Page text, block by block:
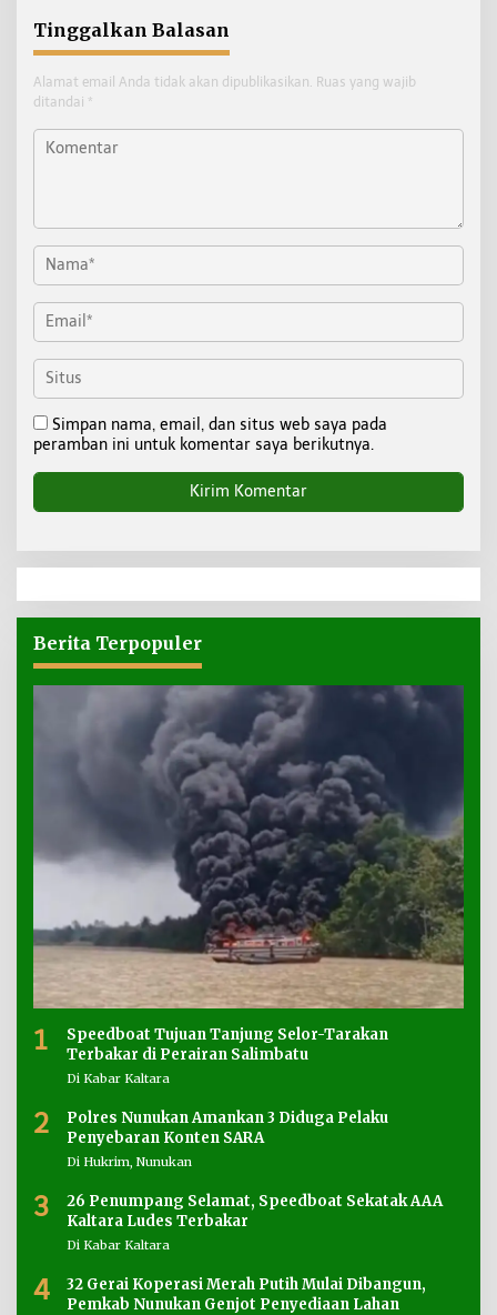
Tinggalkan Balasan
Alamat email Anda tidak akan dipublikasikan. Ruas yang wajib
ditandai *
Simpan nama, email, dan situs web saya pada
peramban ini untuk komentar saya berikutnya.
Berita Terpopuler
1
Speedboat Tujuan Tanjung Selor-Tarakan
Terbakar di Perairan Salimbatu
Di Kabar Kaltara
2
Polres Nunukan Amankan 3 Diduga Pelaku
Penyebaran Konten SARA
Di Hukrim, Nunukan
3
26 Penumpang Selamat, Speedboat Sekatak AAA
Kaltara Ludes Terbakar
Di Kabar Kaltara
4
32 Gerai Koperasi Merah Putih Mulai Dibangun,
Pemkab Nunukan Genjot Penyediaan Lahan